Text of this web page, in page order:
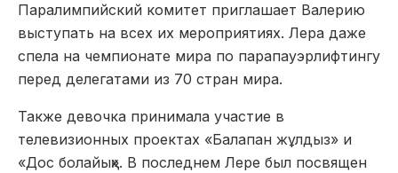
Паралимпийский комитет приглашает Валерию
выступать на всех их мероприятиях. Лера даже
спела на чемпионате мира по парапауэрлифтингу
перед делегатами из 70 стран мира.
Также девочка принимала участие в
телевизионных проектах «Балапан жұлдыз» и
«Дос болайық». В последнем Лере был посвящен